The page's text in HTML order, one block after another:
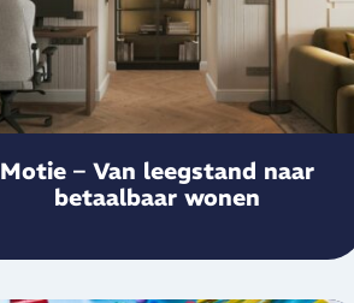
Motie – Van leegstand naar
betaalbaar wonen